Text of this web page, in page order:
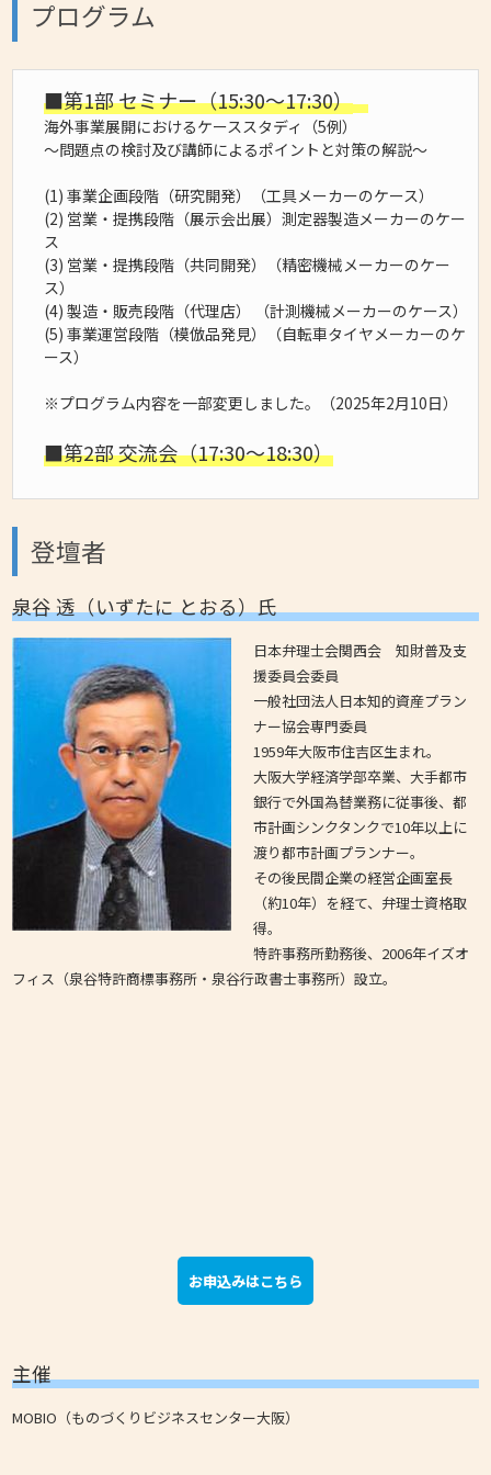
プログラム
■第1部 セミナー（15:30～17:30）
海外事業展開におけるケーススタディ（5例）
～問題点の検討及び講師によるポイントと対策の解説～
(1) 事業企画段階（研究開発）（工具メーカーのケース）
(2) 営業・提携段階（展示会出展）測定器製造メーカーのケー
ス
(3) 営業・提携段階（共同開発）（精密機械メーカーのケー
ス）
(4) 製造・販売段階（代理店） （計測機械メーカーのケース）
(5) 事業運営段階（模倣品発見）（自転車タイヤメーカーのケ
ース）
※プログラム内容を一部変更しました。（2025年2月10日）
■第2部 交流会（17:30～18:30）
登壇者
泉谷 透（いずたに とおる）氏
日本弁理士会関西会 知財普及支
援委員会委員
一般社団法人日本知的資産プラン
ナー協会専門委員
1959年大阪市住吉区生まれ。
大阪大学経済学部卒業、大手都市
銀行で外国為替業務に従事後、都
市計画シンクタンクで10年以上に
渡り都市計画プランナー。
その後民間企業の経営企画室長
（約10年）を経て、弁理士資格取
得。
特許事務所勤務後、2006年イズオ
フィス（泉谷特許商標事務所・泉谷行政書士事務所）設立。
お申込みはこちら
主催
MOBIO（ものづくりビジネスセンター大阪）